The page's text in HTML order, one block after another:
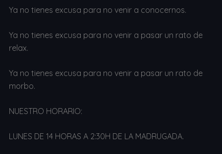
Ya no tienes excusa para no venir a conocernos.
Ya no tienes excusa para no venir a pasar un rato de
relax.
Ya no tienes excusa para no venir a pasar un rato de
morbo.
NUESTRO HORARIO:
LUNES DE 14 HORAS A 2:30H DE LA MADRUGADA.